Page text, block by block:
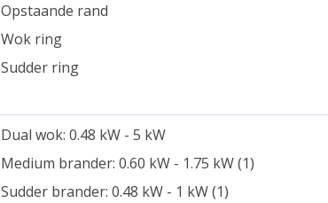
Opstaande rand
Wok ring
Sudder ring
Dual wok: 0.48 kW - 5 kW
Medium brander: 0.60 kW - 1.75 kW (1)
Sudder brander: 0.48 kW - 1 kW (1)